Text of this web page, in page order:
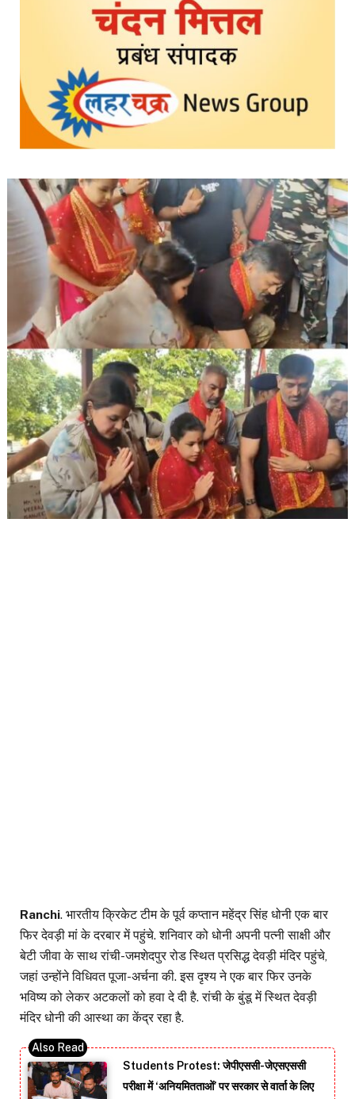
Ranchi. भारतीय क्रिकेट टीम के पूर्व कप्तान महेंद्र सिंह धोनी एक बार
फिर देवड़ी मां के दरबार में पहुंचे. शनिवार को धोनी अपनी पत्नी साक्षी और
बेटी जीवा के साथ रांची-जमशेदपुर रोड स्थित प्रसिद्ध देवड़ी मंदिर पहुंचे,
जहां उन्होंने विधिवत पूजा-अर्चना की. इस दृश्य ने एक बार फिर उनके
भविष्य को लेकर अटकलों को हवा दे दी है. रांची के बुंडू में स्थित देवड़ी
मंदिर धोनी की आस्था का केंद्र रहा है.
Students Protest: जेपीएससी-जेएसएससी
परीक्षा में ‘अनियमितताओं’ पर सरकार से वार्ता के लिए